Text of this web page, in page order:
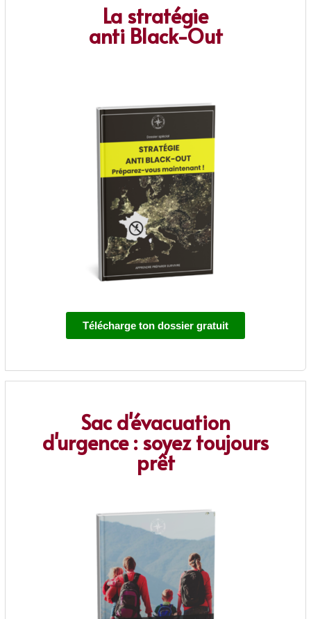
La stratégie
anti Black-Out
Télécharge ton dossier gratuit
Sac d'évacuation
d'urgence : soyez toujours
prêt